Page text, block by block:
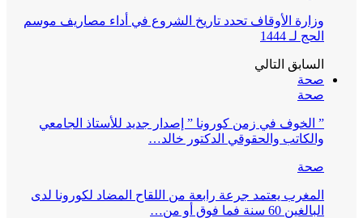
وزارة الأوقاف تحدد تاريخ الشروع في أداء مصاريف موسم
الحج لـ 1444
السابق التالي
صحة
صحة
” الخوف في زمن كورونا ” إصدار جديد للأستاذ الجامعي
والكاتب والحقوقي الدكتور خالد…
صحة
المغرب يعتمد جرعة رابعة من اللقاح المضاد لكورونا لدى
البالغين 60 سنة فما فوق أو من…